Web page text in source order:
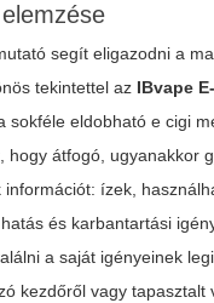
segít eligazodni a
tekintettel az IBvape
sokféle eldobható e cigi
hogy átfogó, ugyanakkor
információt: ízek,
és karbantartási
a saját igényeinek
kezdőről vagy tapasztalt